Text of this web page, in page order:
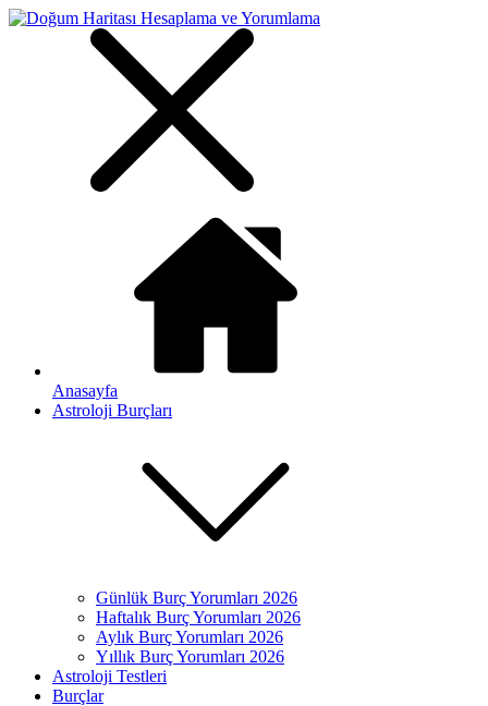
Anasayfa
Astroloji Burçları
Günlük Burç Yorumları 2026
Haftalık Burç Yorumları 2026
Aylık Burç Yorumları 2026
Yıllık Burç Yorumları 2026
Astroloji Testleri
Burçlar